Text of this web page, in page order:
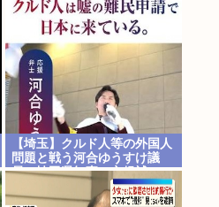
【埼玉】クルド人等の外国人
問題と戦う河合ゆうすけ議
員 埼玉県知事に立候補へ
外国人生活保護を潰す全国初
の知事が誕生か